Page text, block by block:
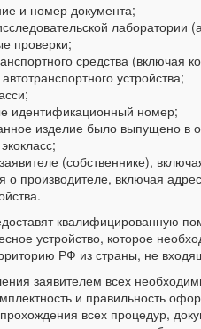
и номер документа;
лаборатории
проверки;
средства (включая
устройства;
идентификационный номер;
изделие было выпущено
(собственнике),
производителе, включая
квалифицированную
устройство, которое
РФ из страны, не
заявителем всех
и правильность
всех процедур,